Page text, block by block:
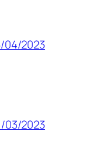
04/2023
03/2023